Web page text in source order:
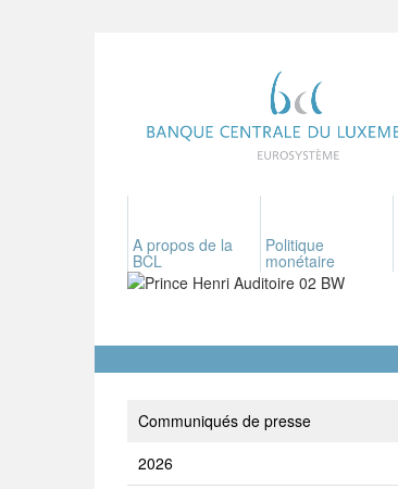
A propos de la
BCL
Politique
monétaire
Communiqués de presse
2026